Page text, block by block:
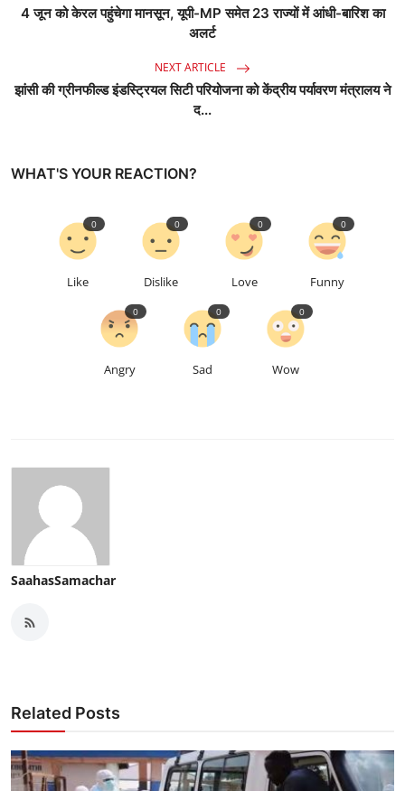
4 जून को केरल पहुंचेगा मानसून, यूपी-MP समेत 23 राज्यों में आंधी-बारिश का
अलर्ट
NEXT ARTICLE
झांसी की ग्रीनफील्ड इंडस्ट्रियल सिटी परियोजना को केंद्रीय पर्यावरण मंत्रालय ने
द...
WHAT'S YOUR REACTION?
Like
0
Dislike
0
Love
0
Funny
0
Angry
0
Sad
0
Wow
0
SaahasSamachar
Related Posts